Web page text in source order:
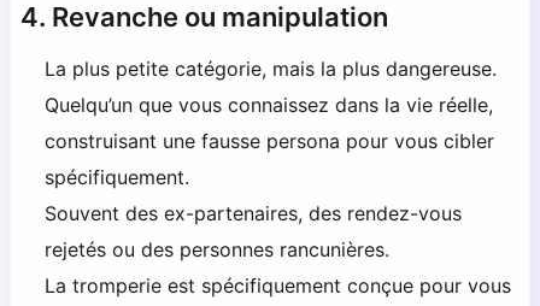
4. Revanche ou manipulation
La plus petite catégorie, mais la plus dangereuse.
Quelqu’un que vous connaissez dans la vie réelle,
construisant une fausse persona pour vous cibler
spécifiquement.
Souvent des ex-partenaires, des rendez-vous
rejetés ou des personnes rancunières.
La tromperie est spécifiquement conçue pour vous